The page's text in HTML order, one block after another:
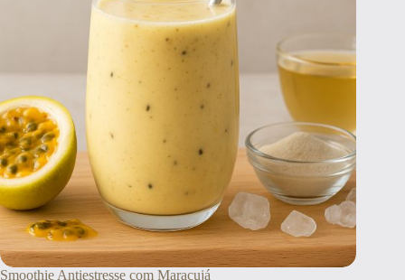
Smoothie Antiestresse com Maracujá